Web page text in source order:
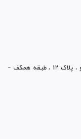
استان گلستان آق قلا ، خيابان شهيد تمنانلو ، پلاک 12 ، طبقه همکف -